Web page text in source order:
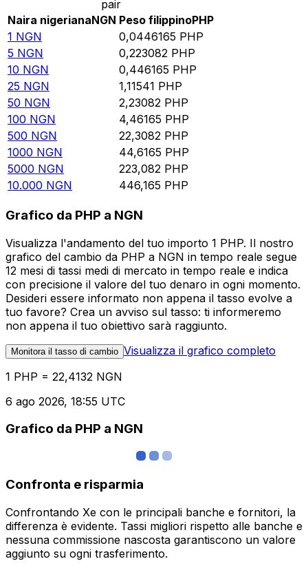
pair
Naira nigerianaNGN Peso filippinoPHP
1 NGN 0,0446165 PHP
5 NGN 0,223082 PHP
10 NGN 0,446165 PHP
25 NGN 1,11541 PHP
50 NGN 2,23082 PHP
100 NGN 4,46165 PHP
500 NGN 22,3082 PHP
1000 NGN 44,6165 PHP
5000 NGN 223,082 PHP
10.000 NGN 446,165 PHP
Grafico da PHP a NGN
Visualizza l'andamento del tuo importo 1 PHP. Il nostro
grafico del cambio da PHP a NGN in tempo reale segue
12 mesi di tassi medi di mercato in tempo reale e indica
con precisione il valore del tuo denaro in ogni momento.
Desideri essere informato non appena il tasso evolve a
tuo favore? Crea un avviso sul tasso: ti informeremo
non appena il tuo obiettivo sarà raggiunto.
Monitora il tasso di cambio Visualizza il grafico completo
1 PHP = 22,4132 NGN
6 ago 2026, 18:55 UTC
Grafico da PHP a NGN
Confronta e risparmia
Confrontando Xe con le principali banche e fornitori, la
differenza è evidente. Tassi migliori rispetto alle banche e
nessuna commissione nascosta garantiscono un valore
aggiunto su ogni trasferimento.